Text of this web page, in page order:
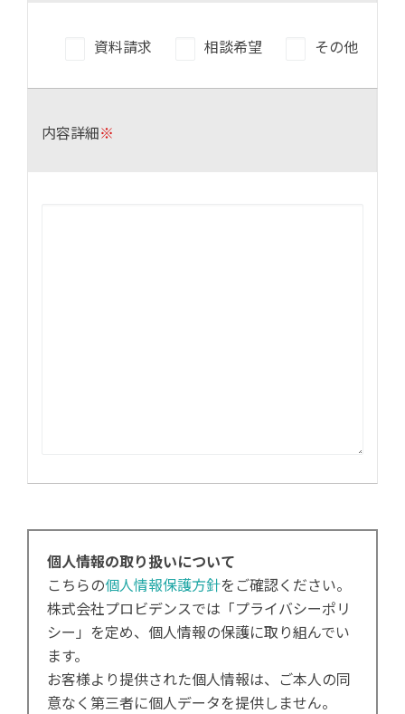
資料請求 相談希望 その他
内容詳細※
個人情報の取り扱いについて
こちらの個人情報保護方針をご確認ください。
株式会社プロビデンスでは「プライバシーポリ
シー」を定め、個人情報の保護に取り組んでい
ます。
お客様より提供された個人情報は、ご本人の同
意なく第三者に個人データを提供しません。